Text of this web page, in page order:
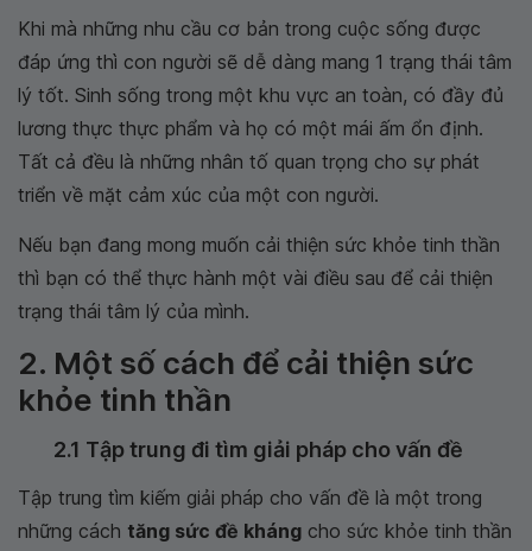
Khi mà những nhu cầu cơ bản trong cuộc sống được
đáp ứng thì con người sẽ dễ dàng mang 1 trạng thái tâm
lý tốt. Sinh sống trong một khu vực an toàn, có đầy đủ
lương thực thực phẩm và họ có một mái ấm ổn định.
Tất cả đều là những nhân tố quan trọng cho sự phát
triển về mặt cảm xúc của một con người.
Nếu bạn đang mong muốn cải thiện sức khỏe tinh thần
thì bạn có thể thực hành một vài điều sau để cải thiện
trạng thái tâm lý của mình.
2. Một số cách để cải thiện sức
khỏe tinh thần
2.1 Tập trung đi tìm giải pháp cho vấn đề
Tập trung tìm kiếm giải pháp cho vấn đề là một trong
những cách tăng sức đề kháng cho sức khỏe tinh thần